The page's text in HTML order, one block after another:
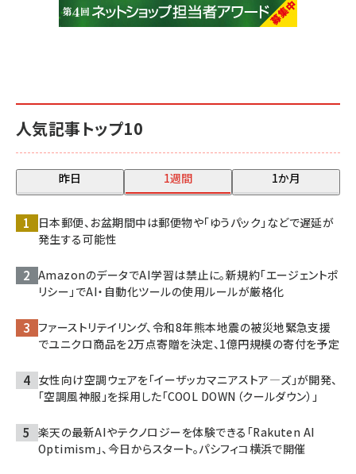
人気記事トップ10
昨日 1週間 1か月
日本郵便、お盆期間中は郵便物や「ゆうパック」などで遅延が
発生する可能性
AmazonのデータでAI学習は禁止に。新規約「エージェントポ
リシー」でAI・自動化ツールの使用ルールが厳格化
ファーストリテイリング、令和8年熊本地震の被災地緊急支援
でユニクロ商品を2万点寄贈を決定、1億円規模の寄付を予定
女性向け空調ウェアを「イーザッカマニアストア―ズ」が開発、
「空調風神服」を採用した「COOL DOWN（クールダウン）」
楽天の最新AIやテクノロジーを体験できる「Rakuten AI
Optimism」、今日からスタート。パシフィコ横浜で開催